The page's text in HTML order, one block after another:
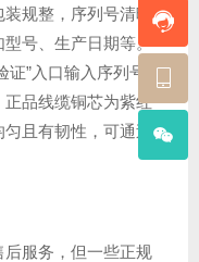
规整，序列号清晰
型号、生产日期等。
证”入口输入序列号查
品线缆铜芯为紫红
且有韧性，可通过
后服务，但一些正规